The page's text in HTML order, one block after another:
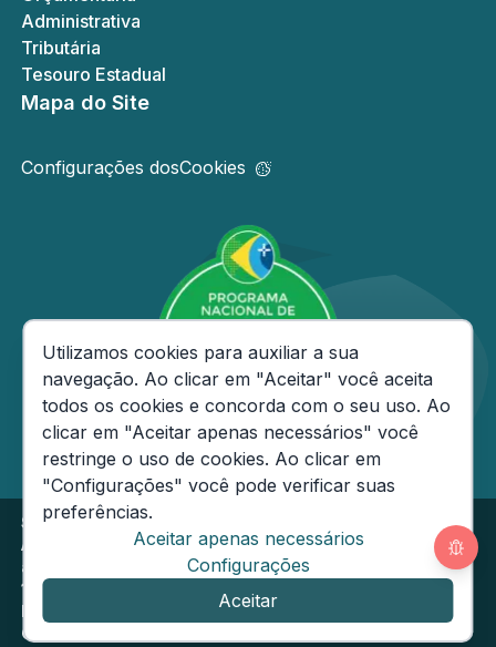
Administrativa
Tributária
Tesouro Estadual
Mapa do Site
Configurações dosCookies
Secretaria de Estado da Fazenda do Amazonas
Av André Araújo, 150 - Aleixo - CEP: 69060-000
Segunda
a Sexta das 08h às
14h
Fone: (92) 2121-1600
© 2024 - Governo do Estado do Amazonas
Consentimento de Cookies
Utilizamos cookies para auxiliar a sua
navegação. Ao clicar em "Aceitar" você aceita
todos os cookies e concorda com o seu uso. Ao
clicar em "Aceitar apenas necessários" você
restringe o uso de cookies. Ao clicar em
"Configurações" você pode verificar suas
preferências.
Aceitar apenas necessários
Configurações
Aceitar